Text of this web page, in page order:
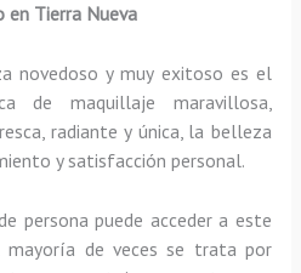
Tierra Nueva
novedoso y muy exitoso es el
de maquillaje maravillosa,
radiante y única, la belleza
y satisfacción personal.
persona puede acceder a este
mayoría de veces se trata por